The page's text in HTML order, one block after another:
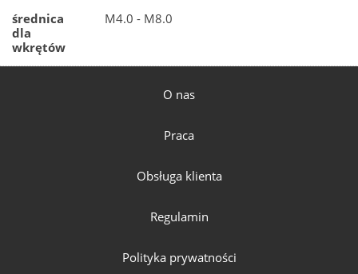
średnica
dla
wkrętów
M4.0 - M8.0
O nas
Praca
Obsługa klienta
Regulamin
Polityka prywatności